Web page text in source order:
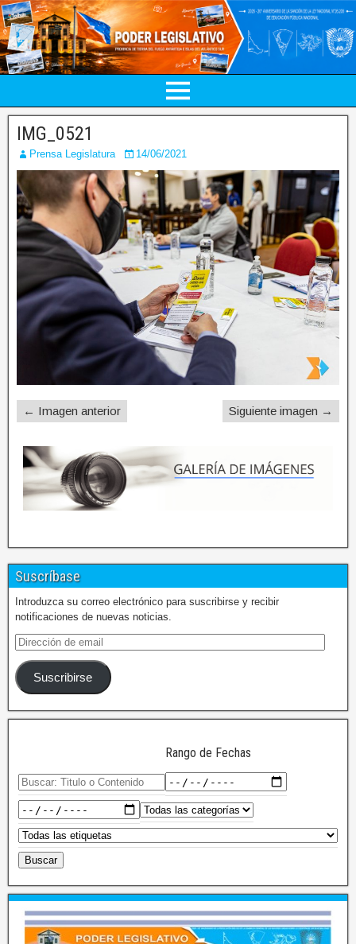
IMG_0521
Prensa Legislatura 14/06/2021
← Imagen anterior Siguiente imagen →
Suscríbase
Introduzca su correo electrónico para suscribirse y recibir
notificaciones de nuevas noticias.
Suscribirse
Rango de Fechas